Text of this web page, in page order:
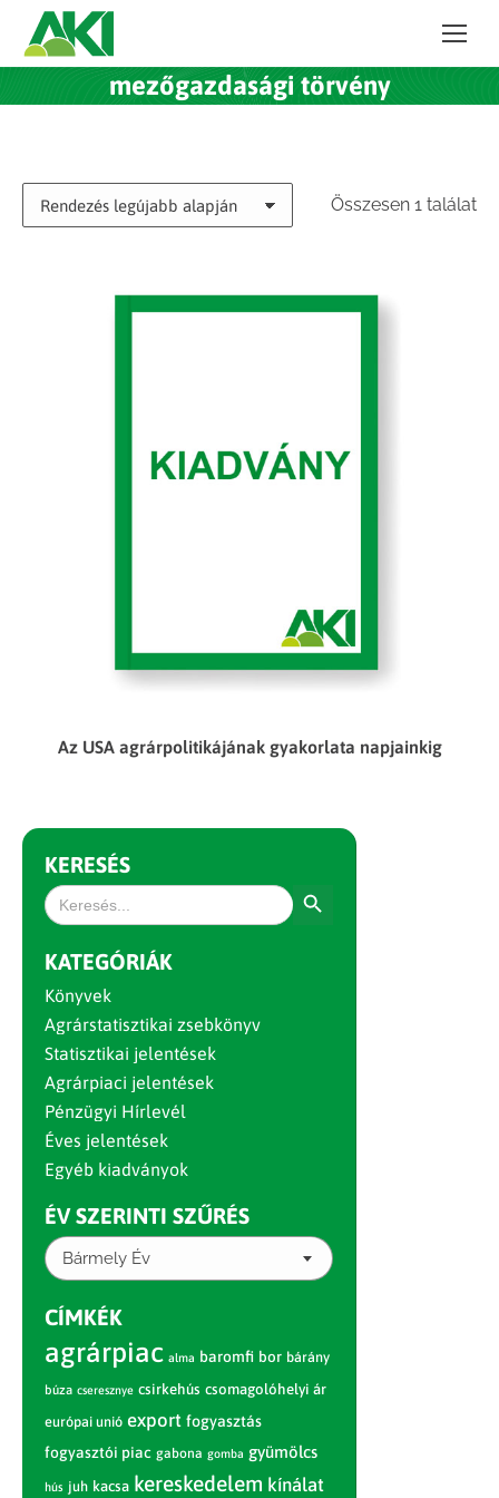
mezőgazdasági törvény
Összesen 1 találat
Az USA agrárpolitikájának gyakorlata napjainkig
KERESÉS
Search
for:
KATEGÓRIÁK
Könyvek
Agrárstatisztikai zsebkönyv
Statisztikai jelentések
Agrárpiaci jelentések
Pénzügyi Hírlevél
Éves jelentések
Egyéb kiadványok
ÉV SZERINTI SZŰRÉS
Bármely Év
CÍMKÉK
agrárpiac alma baromfi bor bárány
búza cseresznye csirkehús csomagolóhelyi ár
európai unió export fogyasztás
fogyasztói piac gabona gomba gyümölcs
hús juh kacsa kereskedelem kínálat